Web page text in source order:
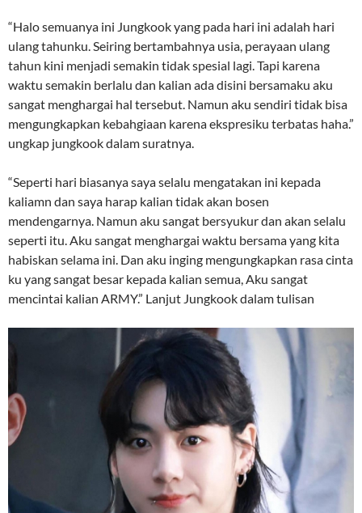
“Halo semuanya ini Jungkook yang pada hari ini adalah hari
ulang tahunku. Seiring bertambahnya usia, perayaan ulang
tahun kini menjadi semakin tidak spesial lagi. Tapi karena
waktu semakin berlalu dan kalian ada disini bersamaku aku
sangat menghargai hal tersebut. Namun aku sendiri tidak bisa
mengungkapkan kebahgiaan karena ekspresiku terbatas haha.”
ungkap jungkook dalam suratnya.
“Seperti hari biasanya saya selalu mengatakan ini kepada
kaliamn dan saya harap kalian tidak akan bosen
mendengarnya. Namun aku sangat bersyukur dan akan selalu
seperti itu. Aku sangat menghargai waktu bersama yang kita
habiskan selama ini. Dan aku inging mengungkapkan rasa cinta
ku yang sangat besar kepada kalian semua, Aku sangat
mencintai kalian ARMY.” Lanjut Jungkook dalam tulisan